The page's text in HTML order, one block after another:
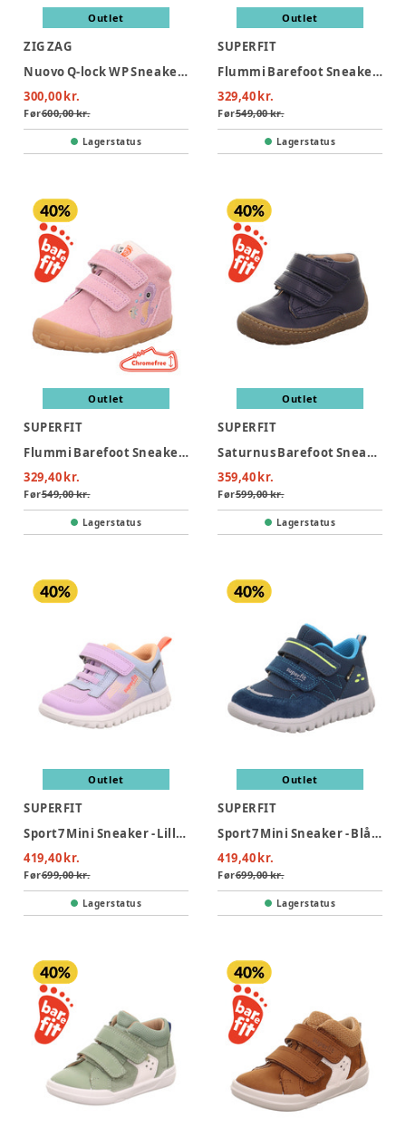
Outlet
ZIG ZAG
Nuovo Q-lock WP Sneakers - Navy
300,00 kr.
Før600,00 kr.
Lagerstatus
Outlet
SUPERFIT
Flummi Barefoot Sneaker - Blå
329,40 kr.
Før549,00 kr.
Lagerstatus
Outlet
SUPERFIT
Flummi Barefoot Sneaker - Pink
329,40 kr.
Før549,00 kr.
Lagerstatus
Outlet
SUPERFIT
Saturnus Barefoot Sneaker - Blå
359,40 kr.
Før599,00 kr.
Lagerstatus
Outlet
SUPERFIT
Sport7 Mini Sneaker - Lilla/Lyseblå
419,40 kr.
Før699,00 kr.
Lagerstatus
Outlet
SUPERFIT
Sport7 Mini Sneaker - Blå/Turkis
419,40 kr.
Før699,00 kr.
Lagerstatus